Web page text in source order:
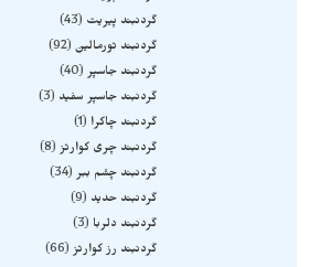
گردنبند پیریت
43
گردنبند تورمالین 92
گردنبند جاسپر 40
گردنبند جاسپر سفید
3
گردنبند چاکرا
1
گردنبند چری کوارتز 8
گردنبند چشم ببر 34
گردنبند حدید
9
گردنبند دلربا
3
گردنبند رز کوارتز 66